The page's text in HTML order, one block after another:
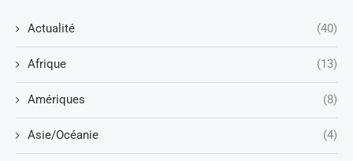
Actualité (40)
Afrique (13)
Amériques (8)
Asie/Océanie (4)